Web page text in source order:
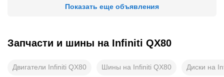
Показать еще объявления
Запчасти и шины на Infiniti QX80
Двигатели Infiniti QX80 Шины на Infiniti QX80 Диски на